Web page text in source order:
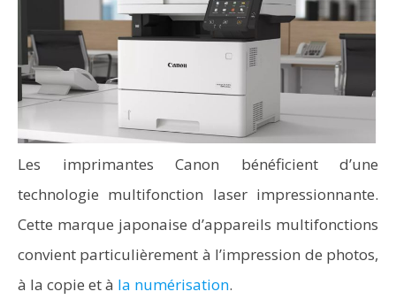
Les imprimantes Canon bénéficient d’une
technologie multifonction laser impressionnante.
Cette marque japonaise d’appareils multifonctions
convient particulièrement à l’impression de photos,
à la copie et à la numérisation.